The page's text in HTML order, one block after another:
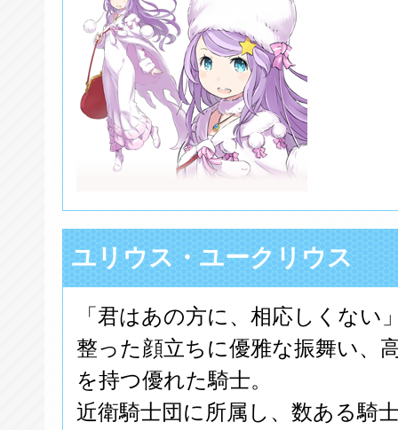
ユリウス・ユークリウス
「君はあの方に、相応しくない
整った顔立ちに優雅な振舞い、
を持つ優れた騎士。
近衛騎士団に所属し、数ある騎